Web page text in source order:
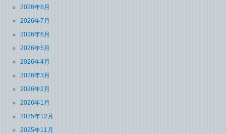
2026年8月
2026年7月
2026年6月
2026年5月
2026年4月
2026年3月
2026年2月
2026年1月
2025年12月
2025年11月